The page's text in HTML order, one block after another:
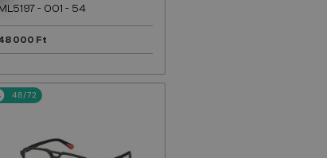
- 001 - 54
000 Ft
48/72